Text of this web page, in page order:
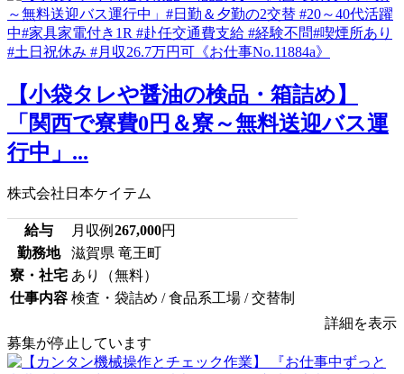
【小袋タレや醤油の検品・箱詰め】
「関西で寮費0円＆寮～無料送迎バス運
行中」...
株式会社日本ケイテム
給与 月収例 267,000円
勤務地
滋賀県 竜王町
寮・社宅 あり（無料）
仕事内容 検査・袋詰め / 食品系工場 / 交替制
詳細を表示
募集が停止しています